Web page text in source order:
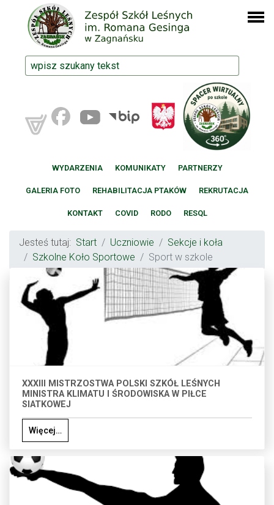
WYDARZENIA KOMUNIKATY PARTNERZY
GALERIA FOTO REHABILITACJA PTAKÓW REKRUTACJA
KONTAKT COVID RODO RESQL
Jesteś tutaj: Start Uczniowie
Sekcje i koła
Szkolne Koło Sportowe
Sport w szkole
XXXIII MISTRZOSTWA POLSKI SZKÓŁ LEŚNYCH
MINISTRA KLIMATU I ŚRODOWISKA W PIŁCE
SIATKOWEJ
Więcej…